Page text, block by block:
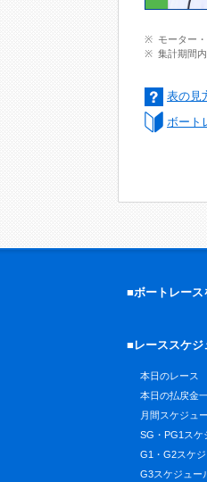
モーター
集計期間
表の見
ボート
■ボートレース
■レーススケジ
本日のレース
本日の払戻金
月間スケジュ
SG・PG1スケ
G1・G2スケ
G3スケジュー